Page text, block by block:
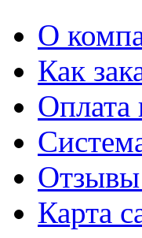
О
Как
Оплата
Карта